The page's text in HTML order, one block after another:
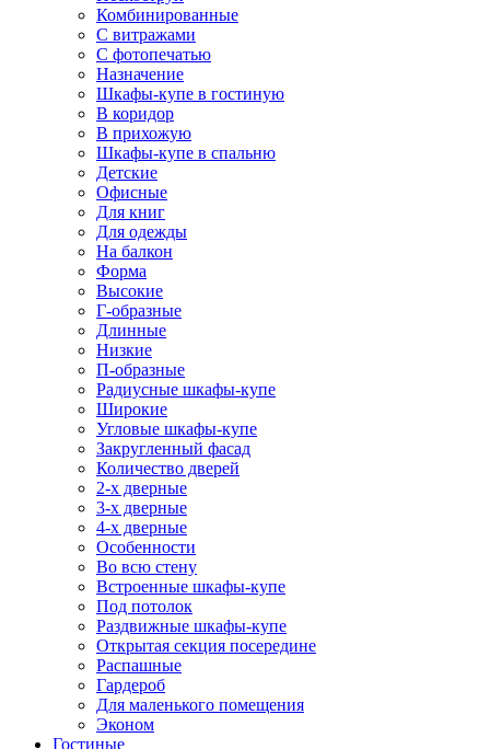
Комбинированные
С витражами
С фотопечатью
Назначение
Шкафы-купе в гостиную
В коридор
В прихожую
Шкафы-купе в спальню
Детские
Офисные
Для книг
Для одежды
На балкон
Форма
Высокие
Г-образные
Длинные
Низкие
П-образные
Радиусные шкафы-купе
Широкие
Угловые шкафы-купе
Закругленный фасад
Количество дверей
2-х дверные
3-х дверные
4-х дверные
Особенности
Во всю стену
Встроенные шкафы-купе
Под потолок
Раздвижные шкафы-купе
Открытая секция посередине
Распашные
Гардероб
Для маленького помещения
Эконом
Гостиные